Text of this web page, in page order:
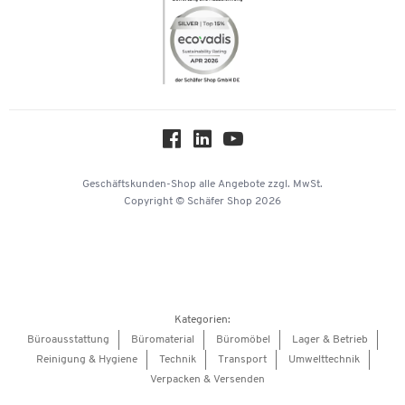
Geschäftskunden-Shop alle Angebote zzgl. MwSt.
Copyright © Schäfer Shop 2026
Kategorien:
Büroausstattung
Büromaterial Büromöbel
Lager & Betrieb
Reinigung & Hygiene
Technik Transport
Umwelttechnik
Verpacken & Versenden